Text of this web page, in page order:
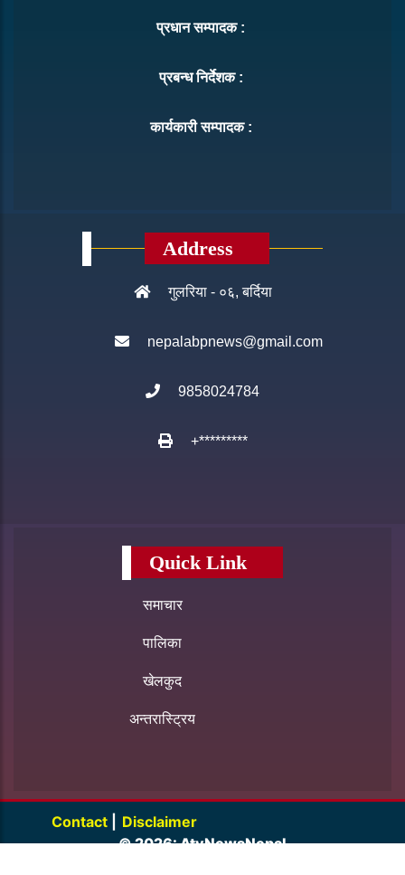
प्रधान सम्पादक :
प्रबन्ध निर्देशक :
कार्यकारी सम्पादक :
Address
गुलरिया - ०६, बर्दिया
nepalabpnews@gmail.com
9858024784
+*********
Quick Link
समाचार
पालिका
खेलकुद
अन्तरास्ट्रिय
Contact
Disclaimer
© 2026: AtvNewsNepal